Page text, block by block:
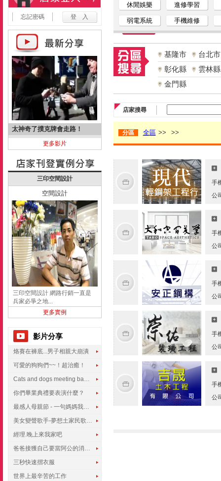
忘記密碼
太神奇了撲克牌會走路！
更多影片
三印空間設計
空間設計
三印空間設計 網路行銷一直是
兵家必爭之地...
更多實例
影片分享
烙賽在褲底...男子相親大崩潰
可愛的狗狗們~~！超治癒！
Cats and dogs meeting babies for the first time
你們畢業典禮要表演什麼？
最感人母親節 - 一句媽媽我愛你
美女變聲歌手-夢想土家民歌傳遍世界
經理.晚上來我家吧
爸爸接獲自己要當阿公的消息，反應史上最可愛!!!
三秒快速摺衣服
世界上最辛苦的工作
休閒娛樂 進修學習
弱電系統 手機維修
基隆市
台北市
彰化縣
雲林縣
金門縣
店家搜尋
分區 全區 >> >>
手
公
手
公
手
公
手
公
手
公